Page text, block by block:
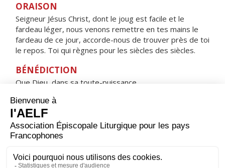
ORAISON
Seigneur Jésus Christ, dont le joug est facile et le
fardeau léger, nous venons remettre en tes mains le
fardeau de ce jour, accorde-nous de trouver près de toi
le repos. Toi qui règnes pour les siècles des siècles.
BÉNÉDICTION
Que Dieu, dans sa toute-puissance,
et nous tienne en sa bénédiction. Amen.
HYMNE : REGINA CÆLI, LÆTARE, ALLELUIA
Regina cæli, lætare, alleluia,
resurrexit sicut dixit, alleluia ;